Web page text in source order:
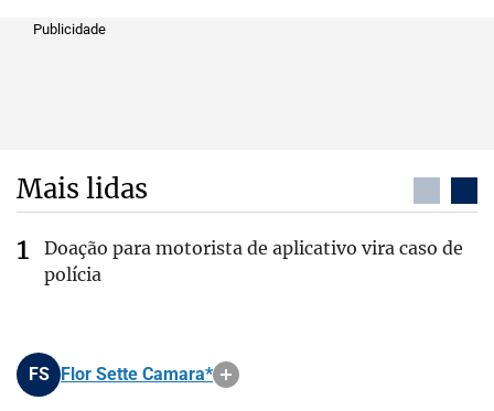
Publicidade
Mais lidas
Doação para motorista de aplicativo vira caso de
polícia
FS Flor Sette Camara*